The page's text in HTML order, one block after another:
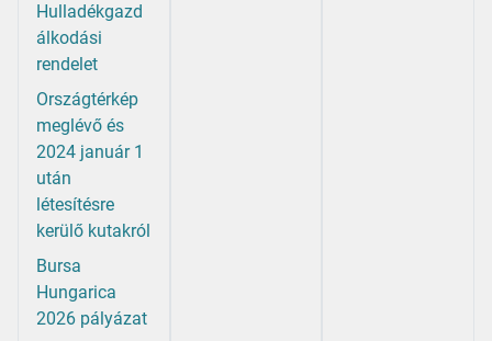
Hulladékgazd
álkodási
rendelet
Országtérkép
meglévő és
2024 január 1
után
létesítésre
kerülő kutakról
Bursa
Hungarica
2026 pályázat